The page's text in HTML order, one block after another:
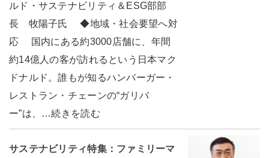
ルド・サステナビリティ＆ESG部部
長 牧陽子氏 ◆地域・社会要望へ対
応 国内にある約3000店舗に、年間
約14億人の客が訪れるという日本マク
ドナルド。誰もが知るハンバーガー・
レストラン・チェーンの“ガリバ
ー”は、…続きを読む
サステナビリティ特集：ファミリーマ